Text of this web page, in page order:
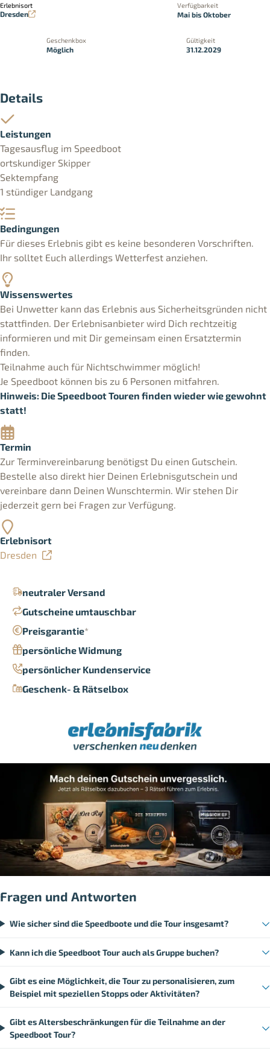
Erlebnisort
Dresden
Verfügbarkeit
Mai bis Oktober
Geschenkbox
Möglich
Gültigkeit
31.12.2029
neutraler Versand
Gutscheine umtauschbar
Preisgarantie*
persönliche Widmung
persönlicher Kundenservice
Geschenk- & Rätselbox
Details
Leistungen
Tagesausflug im Speedboot
ortskundiger Skipper
Sektempfang
1 stündiger Landgang
Bedingungen
Für dieses Erlebnis gibt es keine besonderen Vorschriften.
Ihr solltet Euch allerdings Wetterfest anziehen.
Wissenswertes
Bei Unwetter kann das Erlebnis aus Sicherheitsgründen nicht
stattfinden. Der Erlebnisanbieter wird Dich rechtzeitig
informieren und mit Dir gemeinsam einen Ersatztermin
finden.
Teilnahme auch für Nichtschwimmer möglich!
Je Speedboot können bis zu 6 Personen mitfahren.
Hinweis: Die Speedboot Touren finden wieder wie gewohnt
statt!
Termin
Zur Terminvereinbarung benötigst Du einen Gutschein.
Bestelle also direkt hier Deinen Erlebnisgutschein und
vereinbare dann Deinen Wunschtermin. Wir stehen Dir
jederzeit gern bei Fragen zur Verfügung.
Erlebnisort
Dresden
Fragen und Antworten
Wie sicher sind die Speedboote und die Tour insgesamt?
Kann ich die Speedboot Tour auch als Gruppe buchen?
Gibt es eine Möglichkeit, die Tour zu personalisieren, zum
Beispiel mit speziellen Stopps oder Aktivitäten?
Gibt es Altersbeschränkungen für die Teilnahme an der
Speedboot Tour?